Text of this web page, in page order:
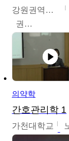
강원권역센터
권보인
의약학
간호관리학 1
가천대학교